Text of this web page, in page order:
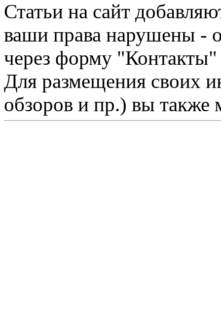
Статьи на сайт
ваши права нарушены -
через форму "Контакты"
Для размещения своих
обзоров и пр.) вы также